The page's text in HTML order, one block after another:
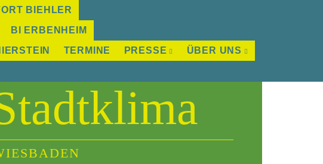
BIEHLER
BI ERBENHEIM
TERMINE PRESSE ÜBER UNS